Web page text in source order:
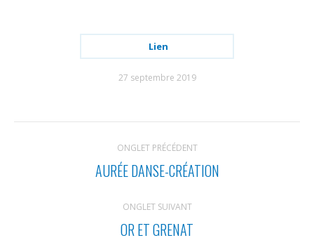
Lien
27 septembre 2019
COMMENTAIRE
ONGLET PRÉCÉDENT
Onglet
AURÉE DANSE-CRÉATION
ONGLET SUIVANT
Projets
OR ET GRENAT